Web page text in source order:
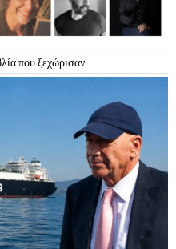
που ξεχώρισαν